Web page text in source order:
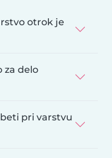
otrok je
za delo
pri varstvu